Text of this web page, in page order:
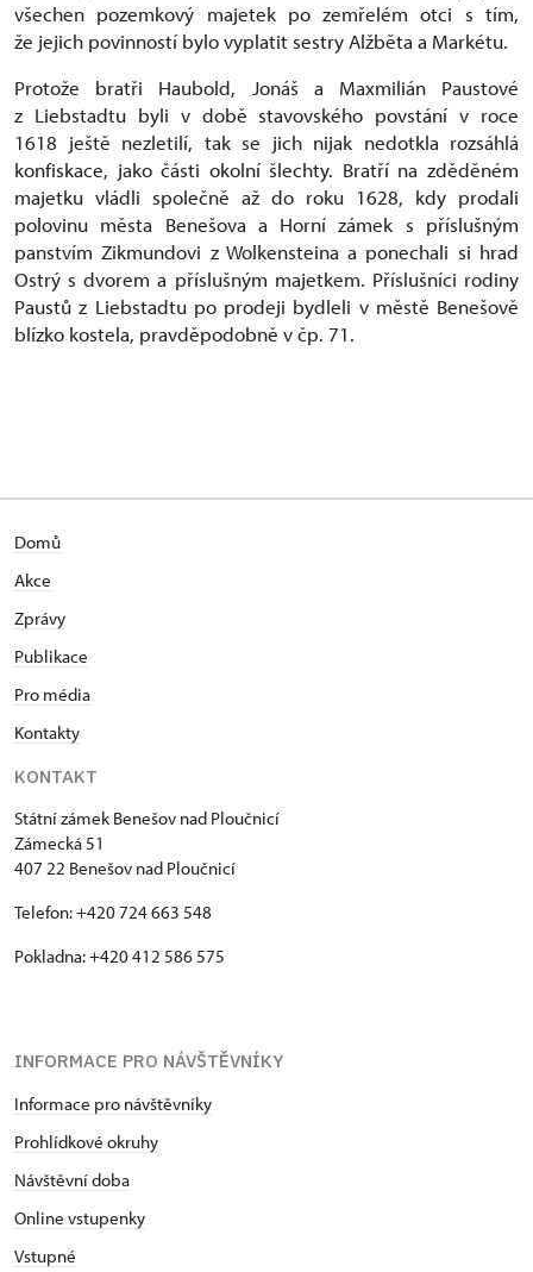
všechen pozemkový majetek po zemřelém otci s tím,
že jejich povinností bylo vyplatit sestry Alžběta a Markétu.
Protože bratři Haubold, Jonáš a Maxmilián Paustové
z Liebstadtu byli v době stavovského povstání v roce
1618 ještě nezletilí, tak se jich nijak nedotkla rozsáhlá
konfiskace, jako části okolní šlechty. Bratří na zděděném
majetku vládli společně až do roku 1628, kdy prodali
polovinu města Benešova a Horní zámek s příslušným
panstvím Zikmundovi z Wolkensteina a ponechali si hrad
Ostrý s dvorem a příslušným majetkem. Příslušníci rodiny
Paustů z Liebstadtu po prodeji bydleli v městě Benešově
blízko kostela, pravděpodobně v čp. 71.
Domů
Akce
Zprávy
Publikace
Pro média
Kontakty
KONTAKT
Státní zámek Benešov nad Ploučnicí
Zámecká 51
407 22 Benešov nad Ploučnicí
Telefon: +420 724 663 548
Pokladna: +420 412 586 575
INFORMACE PRO NÁVŠTĚVNÍKY
Informace pro návštěvníky
Prohlídkové okruhy
Návštěvní doba
Online vstupenky
Vstupné